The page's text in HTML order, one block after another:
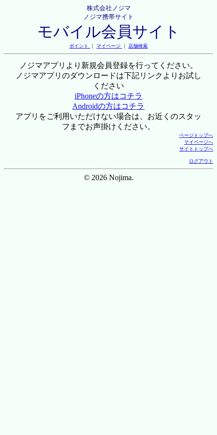
株式会社ノジマ
ノジマ携帯サイト
モバイル会員サイト
ポイント ｜ マイページ ｜ 店舗検索
ノジマアプリより新規会員登録を行ってください。
ノジマアプリのダウンロードは下記リンクよりお試し
ください
iPhoneの方はコチラ
Androidの方はコチラ
アプリをご利用いただけない場合は、お近くのスタッ
フまでお声掛けください。
ページトップへ
マイページへ
サイトトップへ
ログアウト
© 2026 Nojima.